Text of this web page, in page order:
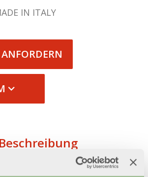
IN ITALY
Beschreibung